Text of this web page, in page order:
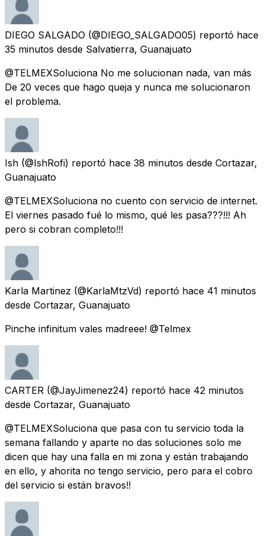
DIEGO SALGADO (@DIEGO_SALGADO05) reportó hace
35 minutos desde Salvatierra, Guanajuato
@TELMEXSoluciona No me solucionan nada, van más
De 20 veces que hago queja y nunca me solucionaron
el problema.
Ish (@IshRofi) reportó hace 38 minutos desde Cortazar,
Guanajuato
@TELMEXSoluciona no cuento con servicio de internet.
El viernes pasado fué lo mismo, qué les pasa???!!! Ah
pero si cobran completo!!!
Karla Martinez (@KarlaMtzVd) reportó hace 41 minutos
desde Cortazar, Guanajuato
Pinche infinitum vales madreee! @Telmex
CARTER (@JayJimenez24) reportó hace 42 minutos
desde Cortazar, Guanajuato
@TELMEXSoluciona que pasa con tu servicio toda la
semana fallando y aparte no das soluciones solo me
dicen que hay una falla en mi zona y están trabajando
en ello, y ahorita no tengo servicio, pero para el cobro
del servicio si están bravos!!